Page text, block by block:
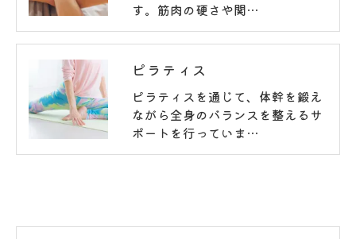
す。筋肉の硬さや関…
ピラティス
ピラティスを通じて、体幹を鍛え
ながら全身のバランスを整えるサ
ポートを行っていま…